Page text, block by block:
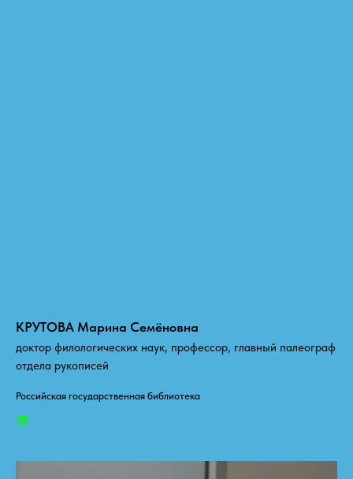
КРУТОВА Марина Семёновна
доктор филологических наук, профессор, главный палеограф
отдела рукописей
Российская государственная библиотека